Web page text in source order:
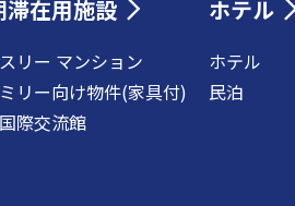
滞在用施設
リー マンション
リー向け物件(家具付)
際交流館
ホテル
ホテル
民泊